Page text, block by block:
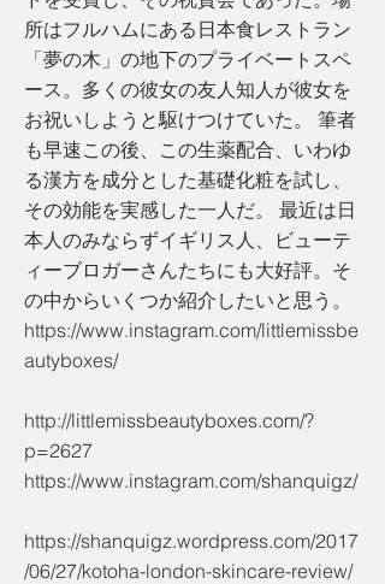
所はフルハムにある日本食レストラン
「夢の木」の地下のプライベートスペ
ース。多くの彼女の友人知人が彼女を
お祝いしようと駆けつけていた。 筆者
も早速この後、この生薬配合、いわゆ
る漢方を成分とした基礎化粧を試し、
その効能を実感した一人だ。 最近は日
本人のみならずイギリス人、ビューテ
ィーブロガーさんたちにも大好評。そ
の中からいくつか紹介したいと思う。
https://www.instagram.com/littlemissbe
autyboxes/
http://littlemissbeautyboxes.com/?
p=2627
https://www.instagram.com/shanquigz/
https://shanquigz.wordpress.com/2017
/06/27/kotoha-london-skincare-review/